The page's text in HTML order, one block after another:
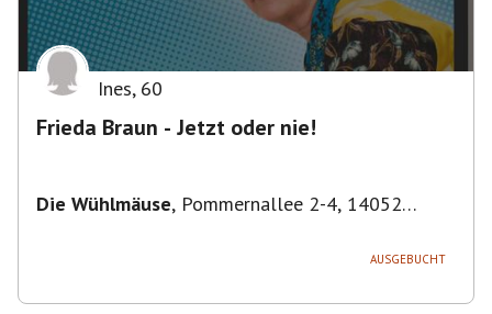
Ines, 60
Frieda Braun - Jetzt oder nie!
Die Wühlmäuse, Pommernallee 2-4, 14052
AUSGEBUCHT